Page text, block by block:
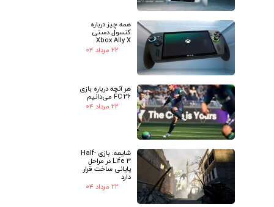
همه چیز درباره
کنسول دستی
Xbox Ally X
۲۲ مرداد ۰۴
هر آنچه درباره بازی
FC 26 می‌دانیم
۲۲ مرداد ۰۴
شایعه: بازی Half-
Life 3 در مراحل
پایانی ساخت قرار
دارد
۲۲ مرداد ۰۴